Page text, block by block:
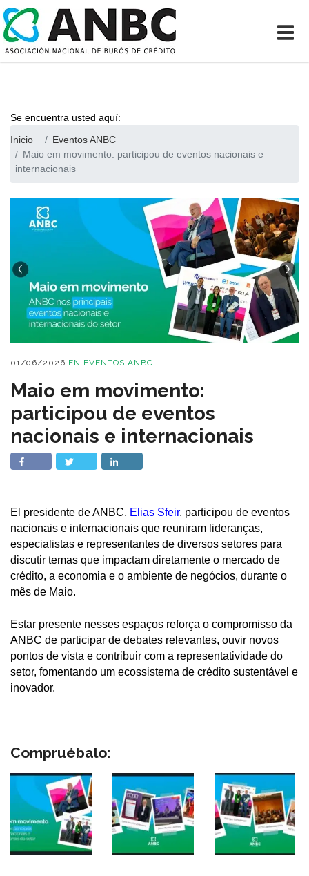
Se encuentra usted aquí:
Inicio
Eventos ANBC
Maio em movimento: participou de eventos nacionais e
internacionais
01/06/2026 EN EVENTOS ANBC
Maio em movimento:
participou de eventos
nacionais e internacionais
El presidente de ANBC, Elias Sfeir, participou de eventos
nacionais e internacionais que reuniram lideranças,
especialistas e representantes de diversos setores para
discutir temas que impactam diretamente o mercado de
crédito, a economia e o ambiente de negócios, durante o
mês de Maio.
Estar presente nesses espaços reforça o compromisso da
ANBC de participar de debates relevantes, ouvir novos
pontos de vista e contribuir com a representatividade do
setor, fomentando um ecossistema de crédito sustentável e
inovador.
Compruébalo: